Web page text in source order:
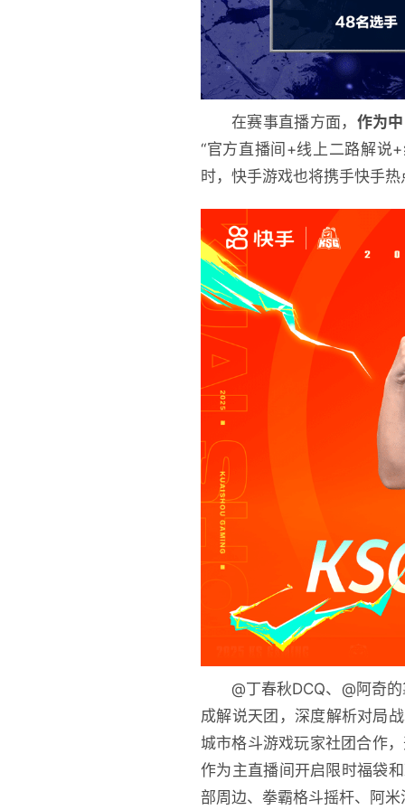
在赛事直播方面， 作为
“官方直播间+线上二路解说
时，快手游戏也将携手快手
@丁春秋DCQ、@阿奇
成解说天团，深度解析对局
城市格斗游戏玩家社团合作
作为主直播间开启限时福袋
部周边、拳霸格斗摇杆、阿